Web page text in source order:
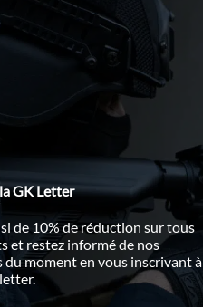
GK Letter
de 10% de réduction sur tous
et restez informé de nos
du moment en vous inscrivant à